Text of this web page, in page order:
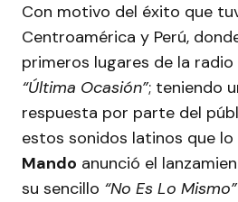
Con motivo del éxito que
Centroamérica y Perú,
primeros lugares de la
“Última Ocasión”; teniendo
respuesta por parte del
estos sonidos latinos que
Mando anunció el
su sencillo “No Es Lo Mismo”